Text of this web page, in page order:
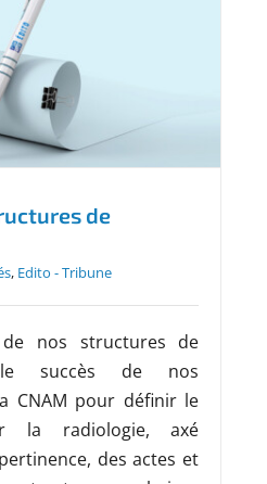
de
, Edito - Tribune
de nos structures de
succès de nos
CNAM pour définir le
la radiologie, axé
des actes et